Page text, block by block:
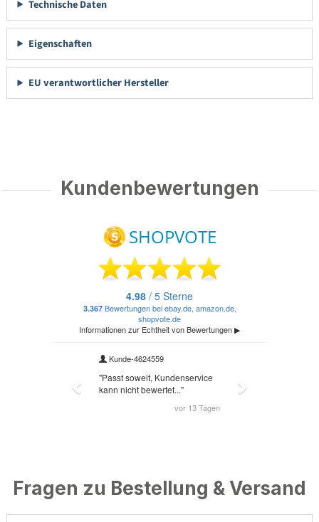
Technische Daten
Eigenschaften
EU verantwortlicher Hersteller
Kundenbewertungen
Fragen zu Bestellung & Versand